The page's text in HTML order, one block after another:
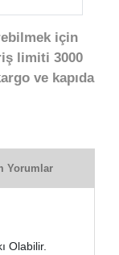
için
limiti 3000
ve kapıda
Yorumlar
Olabilir.